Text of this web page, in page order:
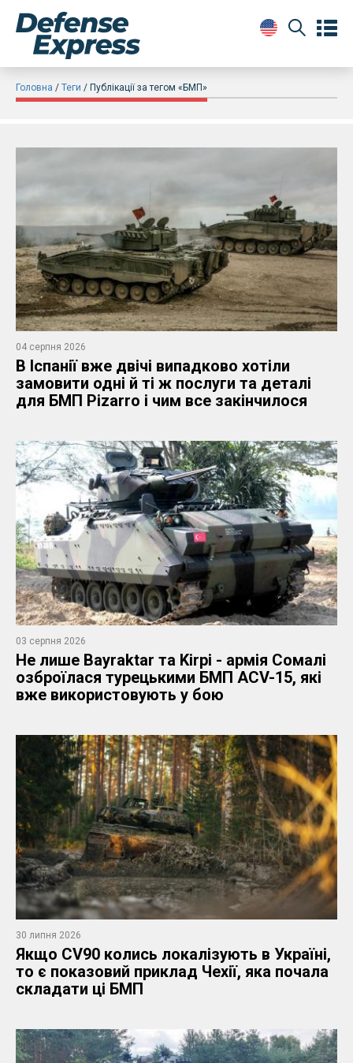
Головна Теги Публікації за тегом «БМП»
04 серпня 2026
В Іспанії вже двічі випадково хотіли
замовити одні й ті ж послуги та деталі
для БМП Pizarro і чим все закінчилося
03 серпня 2026
Не лише Bayraktar та Kirpi - армія Сомалі
озброїлася турецькими БМП ACV-15, які
вже використовують у бою
30 липня 2026
Якщо CV90 колись локалізують в Україні,
то є показовий приклад Чехії, яка почала
складати ці БМП